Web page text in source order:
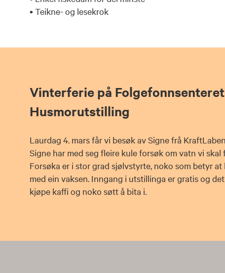
• Teikne- og lesekrok
Vinterferie på
Husmorutstilling
Laurdag 4. mars får vi besøk av Signe frå
Signe har med seg fleire kule forsøk om vatn vi skal
Forsøka er i stor grad sjølvstyrte, noko som betyr
med ein vaksen. Inngang i utstillinga er gratis og
kjøpe kaffi og noko søtt å bita i.